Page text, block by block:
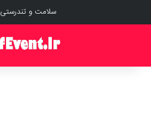
سلامت و تندرستی